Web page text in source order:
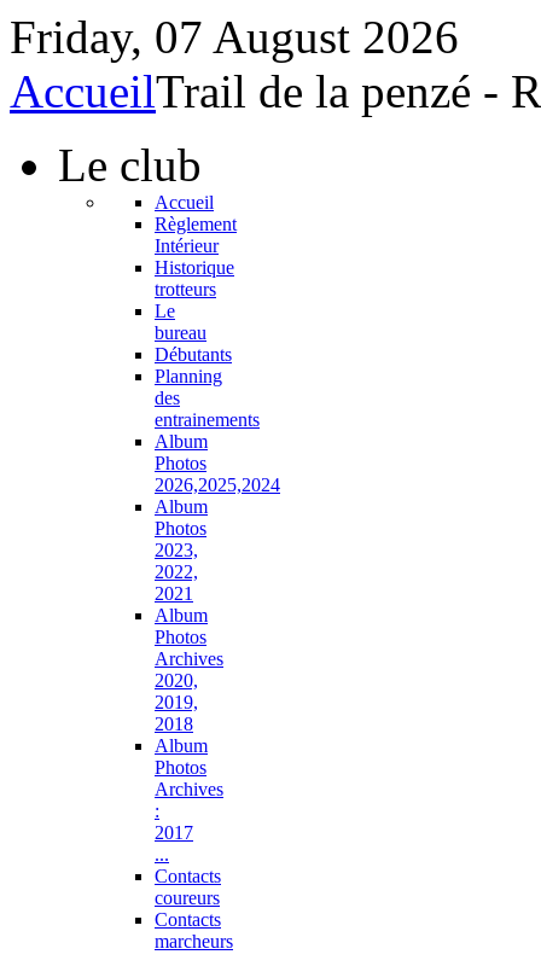
Friday, 07 August 2026
AccueilTrail de la penzé -
Le club
Accueil
Règlement
Intérieur
Historique
trotteurs
Le
bureau
Débutants
Planning
des
entrainements
Album
Photos
2026,2025,2024
Album
Photos
2023,
2022,
2021
Album
Photos
Archives
2020,
2019,
2018
Album
Photos
Archives
:
2017
...
Contacts
coureurs
Contacts
marcheurs